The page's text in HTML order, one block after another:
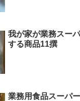
我が家が業務スー
する商品11撰
業務用食品スーパ